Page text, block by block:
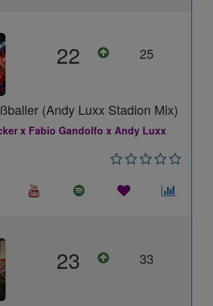
22 25
(Andy Luxx Stadion Mix)
x Fabio Gandolfo x Andy Luxx
23 33